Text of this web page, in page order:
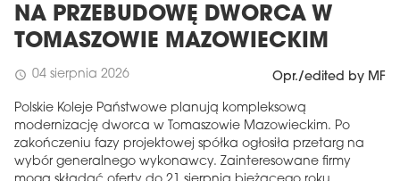
NA PRZEBUDOWĘ DWORCA W
TOMASZOWIE MAZOWIECKIM
schedule 04 sierpnia 2026 Opr./edited by MF
Polskie Koleje Państwowe planują kompleksową
modernizację dworca w Tomaszowie Mazowieckim. Po
zakończeniu fazy projektowej spółka ogłosiła przetarg na
wybór generalnego wykonawcy. Zainteresowane firmy